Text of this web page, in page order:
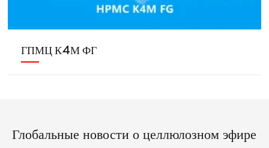
ГПМЦ К4М ФГ
Глобальные новости о целлюлозном эфире